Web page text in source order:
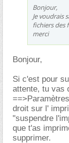
Bonjour,
Je voudrais
fichiers des
merci
Bonjour,
Si c'est pour
attente, tu vas
droit sur l'
"suspendre
que t'as
supprimer.